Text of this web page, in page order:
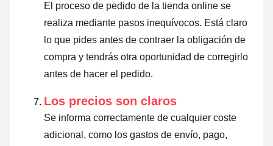
El proceso de pedido de la tienda online se
realiza mediante pasos inequívocos. Está claro
lo que pides antes de contraer la obligación de
compra y tendrás otra oportunidad de corregirlo
antes de hacer el pedido.
Los precios son claros
Se informa correctamente de cualquier coste
adicional, como los gastos de envío, pago,